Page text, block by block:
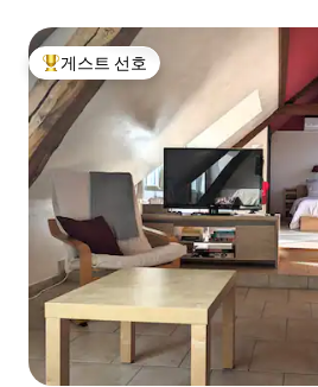
상위 게스트 선호
게스트 선호